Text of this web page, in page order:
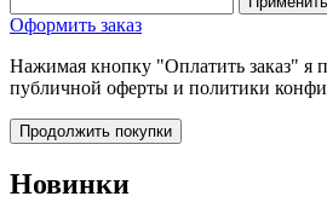
Оформить заказ
Нажимая кнопку "Оплатить заказ" я
публичной оферты и политики
Продолжить покупки
Новинки